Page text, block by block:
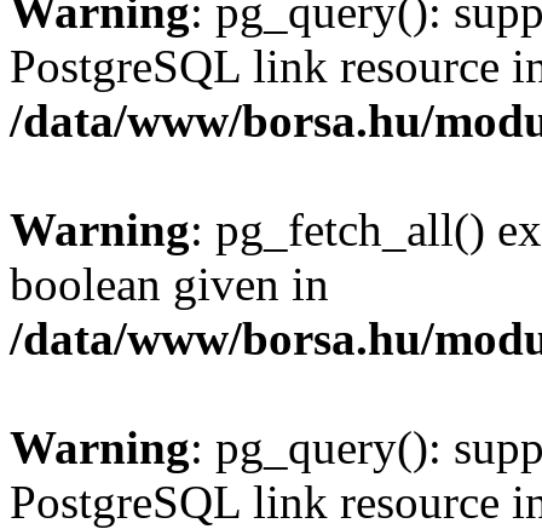
Warning: pg_query():
PostgreSQL link resource
/data/www/borsa.hu/
Warning: pg_fetch_all()
boolean given in
/data/www/borsa.hu/
Warning: pg_query():
PostgreSQL link resource